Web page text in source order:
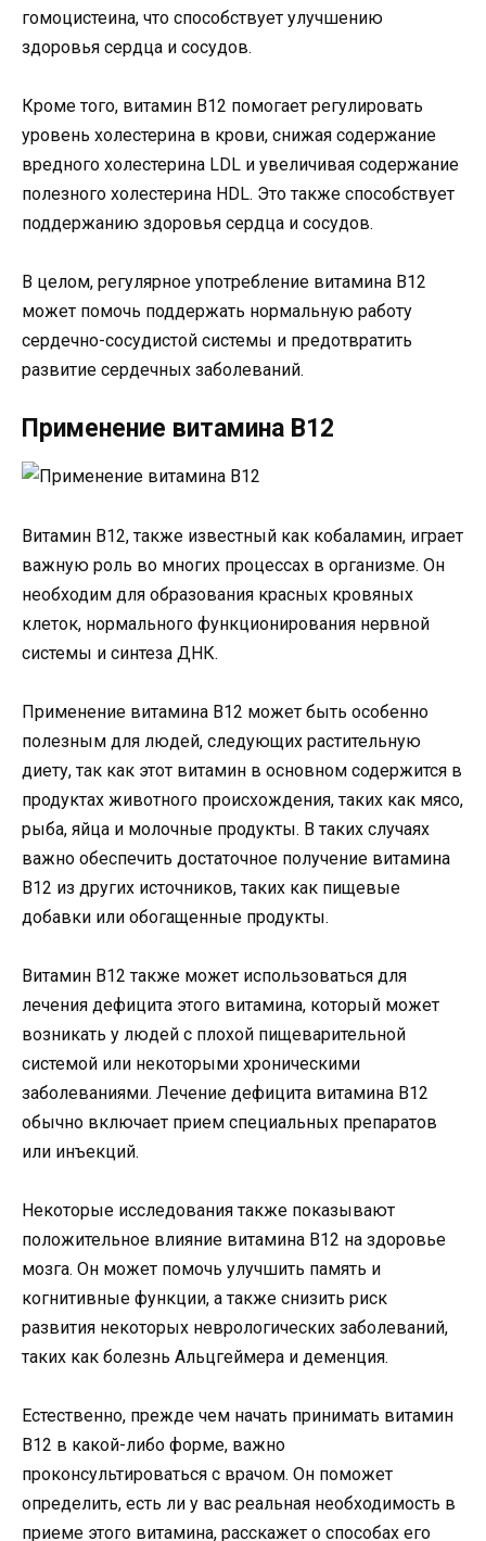
гомоцистеина, что способствует улучшению
здоровья сердца и сосудов.
Кроме того, витамин B12 помогает регулировать
уровень холестерина в крови, снижая содержание
вредного холестерина LDL и увеличивая содержание
полезного холестерина HDL. Это также способствует
поддержанию здоровья сердца и сосудов.
В целом, регулярное употребление витамина B12
может помочь поддержать нормальную работу
сердечно-сосудистой системы и предотвратить
развитие сердечных заболеваний.
Применение витамина B12
Витамин B12, также известный как кобаламин, играет
важную роль во многих процессах в организме. Он
необходим для образования красных кровяных
клеток, нормального функционирования нервной
системы и синтеза ДНК.
Применение витамина B12 может быть особенно
полезным для людей, следующих растительную
диету, так как этот витамин в основном содержится в
продуктах животного происхождения, таких как мясо,
рыба, яйца и молочные продукты. В таких случаях
важно обеспечить достаточное получение витамина
B12 из других источников, таких как пищевые
добавки или обогащенные продукты.
Витамин B12 также может использоваться для
лечения дефицита этого витамина, который может
возникать у людей с плохой пищеварительной
системой или некоторыми хроническими
заболеваниями. Лечение дефицита витамина B12
обычно включает прием специальных препаратов
или инъекций.
Некоторые исследования также показывают
положительное влияние витамина B12 на здоровье
мозга. Он может помочь улучшить память и
когнитивные функции, а также снизить риск
развития некоторых неврологических заболеваний,
таких как болезнь Альцгеймера и деменция.
Естественно, прежде чем начать принимать витамин
B12 в какой-либо форме, важно
проконсультироваться с врачом. Он поможет
определить, есть ли у вас реальная необходимость в
приеме этого витамина, расскажет о способах его